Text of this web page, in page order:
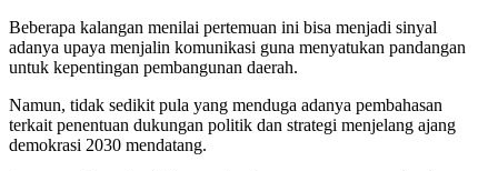
Beberapa kalangan menilai pertemuan ini bisa menjadi sinyal
adanya upaya menjalin komunikasi guna menyatukan pandangan
untuk kepentingan pembangunan daerah.
Namun, tidak sedikit pula yang menduga adanya pembahasan
terkait penentuan dukungan politik dan strategi menjelang ajang
demokrasi 2030 mendatang.